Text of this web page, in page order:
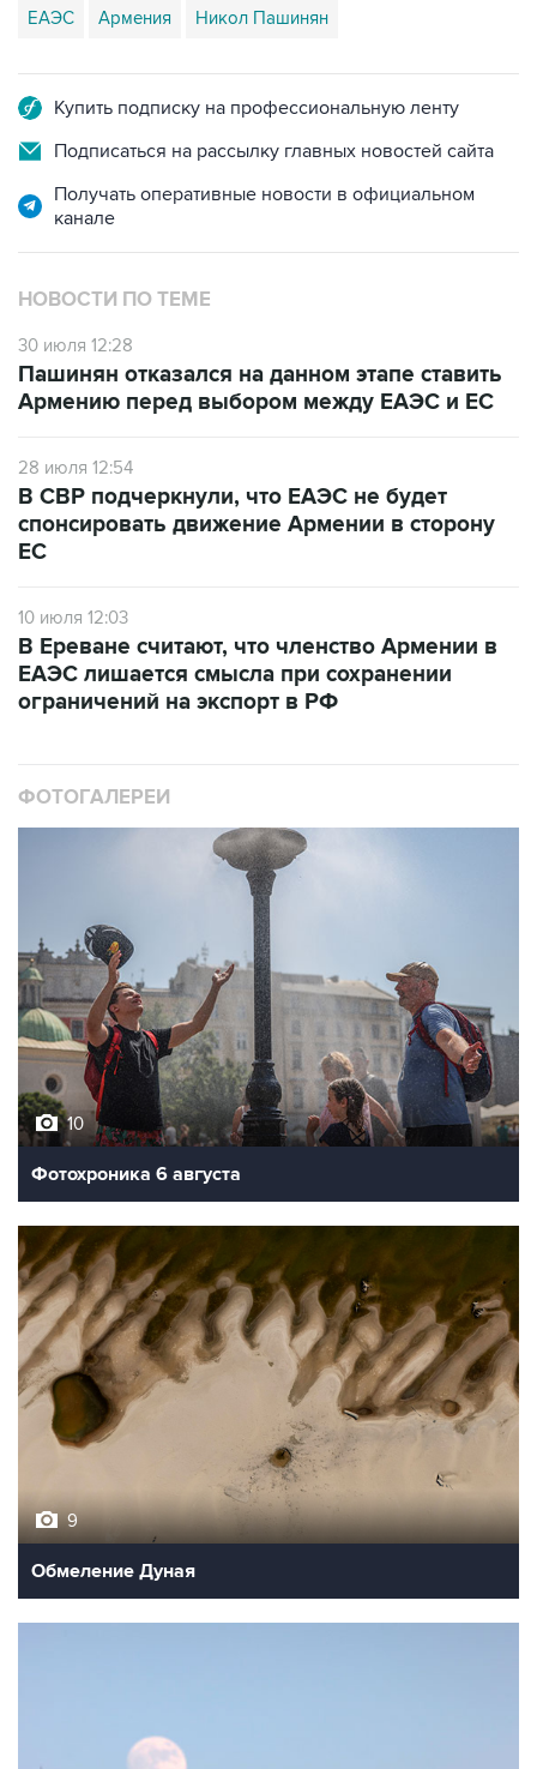
ЕАЭС Армения Никол Пашинян
Купить подписку на профессиональную ленту
Подписаться на рассылку главных новостей сайта
Получать оперативные новости в официальном
канале
НОВОСТИ ПО ТЕМЕ
30 июля 12:28
Пашинян отказался на данном этапе ставить
Армению перед выбором между ЕАЭС и ЕС
28 июля 12:54
В СВР подчеркнули, что ЕАЭС не будет
спонсировать движение Армении в сторону
ЕС
10 июля 12:03
В Ереване считают, что членство Армении в
ЕАЭС лишается смысла при сохранении
ограничений на экспорт в РФ
ФОТОГАЛЕРЕИ
10
Фотохроника 6 августа
9
Обмеление Дуная